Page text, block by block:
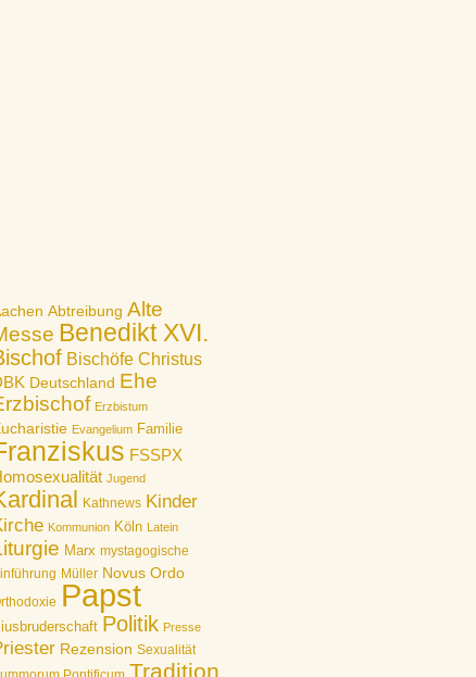
Abtreibung Alte
Benedikt XVI.
Bischöfe Christus
Deutschland Ehe
Erzbistum
Evangelium Familie
FSSPX
Jugend
Kathnews Kinder
Kommunion Köln Latein
Marx mystagogische
Müller Novus Ordo
Papst
Politik Presse
Rezension Sexualität
Tradition